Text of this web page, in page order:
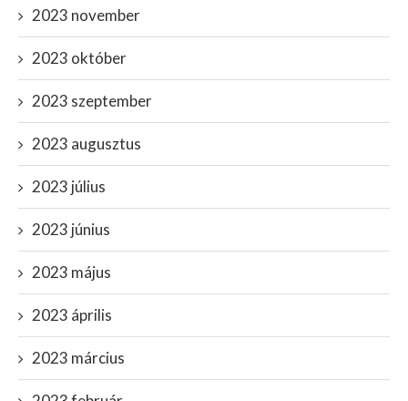
2023 november
2023 október
2023 szeptember
2023 augusztus
2023 július
2023 június
2023 május
2023 április
2023 március